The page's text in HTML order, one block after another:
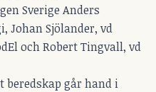
Sverige Anders
Johan Sjölander, vd
och Robert Tingvall, vd
går hand i